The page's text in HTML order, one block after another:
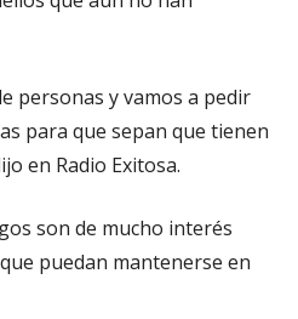
personas y vamos a pedir
para que sepan que tienen
en Radio Exitosa.
son de mucho interés
puedan mantenerse en